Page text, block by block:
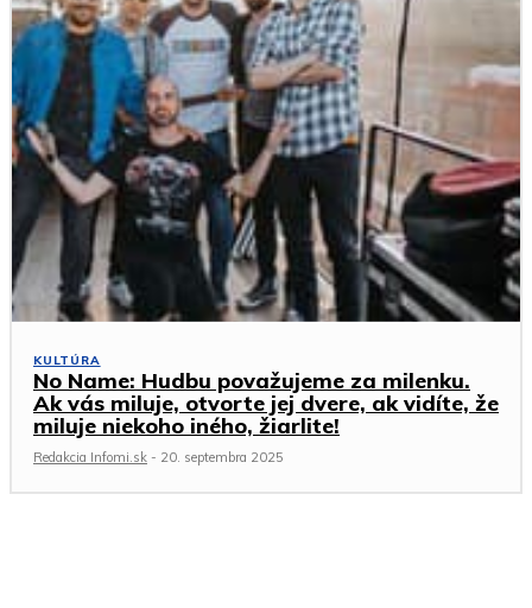
KULTÚRA
No Name: Hudbu považujeme za milenku.
Ak vás miluje, otvorte jej dvere, ak vidíte, že
miluje niekoho iného, žiarlite!
Redakcia Infomi.sk - 20. septembra 2025